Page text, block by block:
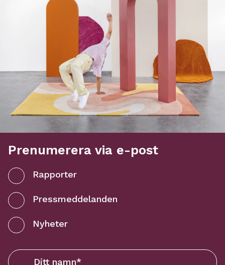
Prenumerera via e-post
Rapporter
Pressmeddelanden
Nyheter